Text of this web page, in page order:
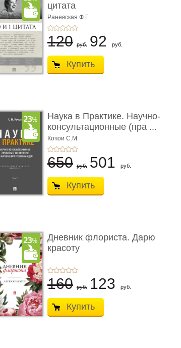
цитата
Раневская Ф.Г.
120 руб. 92 руб.
Купить
Наука в Практике. Научно-
консультационные (пра ...
Кочои С.М.
650 руб. 501 руб.
Купить
Дневник флориста. Дарю
красоту
160 руб. 123 руб.
Купить